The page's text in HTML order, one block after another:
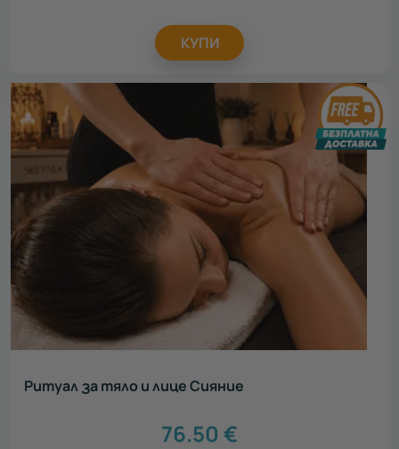
КУПИ
Ритуал за тяло и лице Сияние
76.50 €